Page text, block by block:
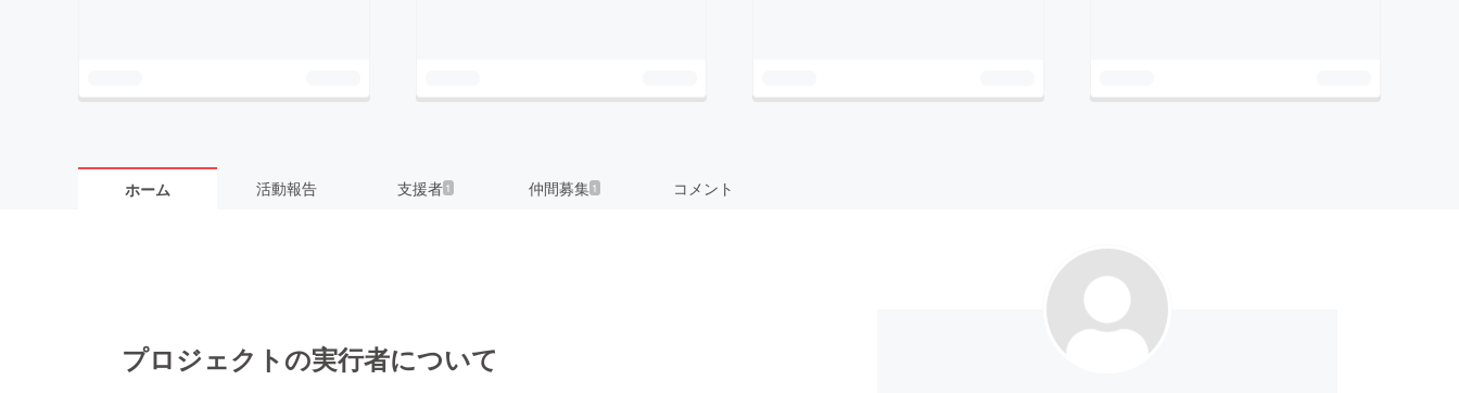
ホーム 活動報告 支援者 1 仲間募集 1 コメント
プロジェクトの実行者について